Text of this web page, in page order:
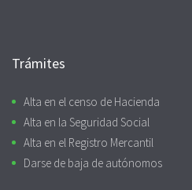
Trámites
Alta en el censo de Hacienda
Alta en la Seguridad Social
Alta en el Registro Mercantil
Darse de baja de autónomos